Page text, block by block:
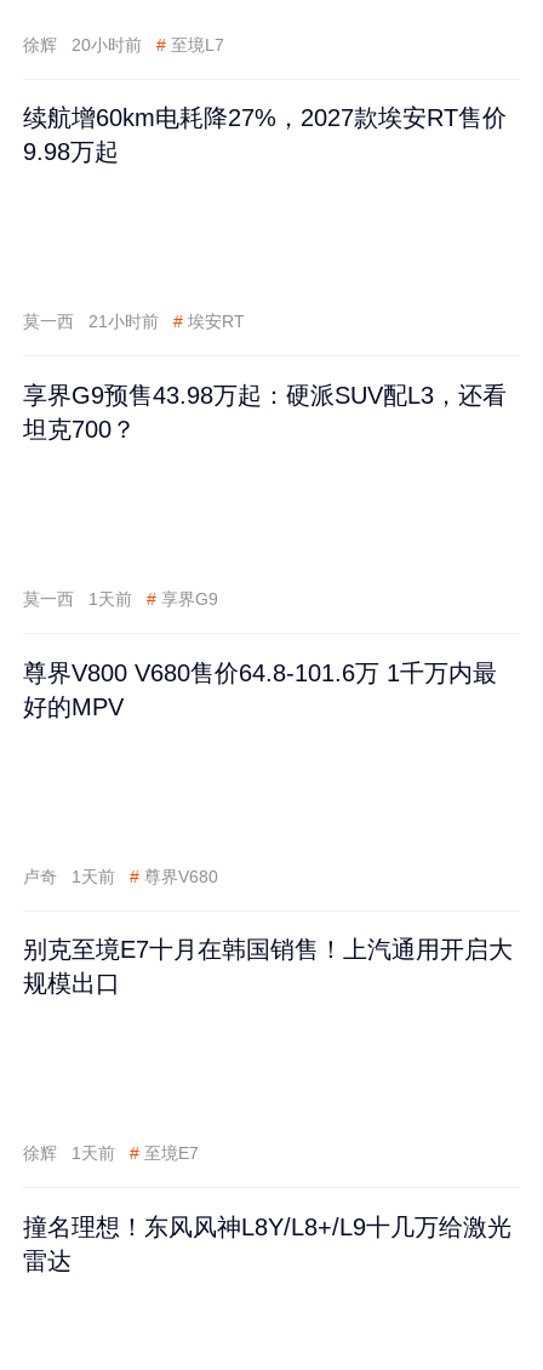
徐辉 20小时前 # 至境L7
续航增60km电耗降27%，2027款埃安RT售价
9.98万起
莫一西 21小时前 # 埃安RT
享界G9预售43.98万起：硬派SUV配L3，还看
坦克700？
莫一西 1天前 # 享界G9
尊界V800 V680售价64.8-101.6万 1千万内最
好的MPV
卢奇 1天前 # 尊界V680
别克至境E7十月在韩国销售！上汽通用开启大
规模出口
徐辉 1天前 # 至境E7
撞名理想！东风风神L8Y/L8+/L9十几万给激光
雷达